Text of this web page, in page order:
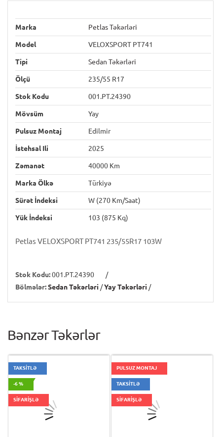
Marka Petlas Təkərləri
Model VELOXSPORT PT741
Tipi Sedan Təkərləri
Ölçü 235/55 R17
Stok Kodu 001.PT.24390
Mövsüm Yay
Pulsuz Montaj Edilmir
İstehsal Ili 2025
Zəmanət 40000 Km
Marka Ölkə Türkiyə
Sürət İndeksi W (270 Km/saat)
Yük İndeksi 103 (875 Kq)
Petlas VELOXSPORT PT741 235/55R17 103W
Stok Kodu:001.PT.24390
/
Bölmələr:Sedan Təkərləri /Yay Təkərləri /
Bənzər Təkərlər
TAKSİTLƏ
-6 %
SİFARİŞLƏ
PULSUZ MONTAJ
TAKSİTLƏ
SİFARİŞLƏ